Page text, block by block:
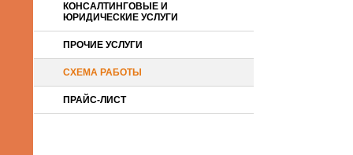
КОНСАЛТИНГОВЫЕ И
ЮРИДИЧЕСКИЕ УСЛУГИ
ПРОЧИЕ УСЛУГИ
СХЕМА РАБОТЫ
ПРАЙС-ЛИСТ